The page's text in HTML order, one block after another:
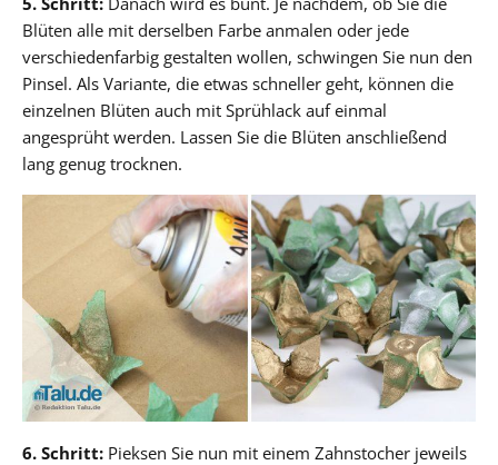
Blüten alle mit derselben Farbe anmalen oder jede
verschiedenfarbig gestalten wollen, schwingen Sie nun den
Pinsel. Als Variante, die etwas schneller geht, können die
einzelnen Blüten auch mit Sprühlack auf einmal
angesprüht werden. Lassen Sie die Blüten anschließend
lang genug trocknen.
6. Schritt: Pieksen Sie nun mit einem Zahnstocher jeweils